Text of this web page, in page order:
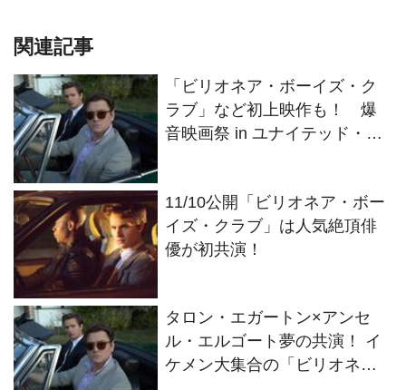
関連記事
「ビリオネア・ボーイズ・ク
ラブ」など初上映作も！ 爆
音映画祭 in ユナイテッド・シ
11/10公開「ビリオネア・ボー
イズ・クラブ」は人気絶頂俳
優が初共演！
タロン・エガートン×アンセ
ル・エルゴート夢の共演！ イ
ケメン大集合の「ビリオネ